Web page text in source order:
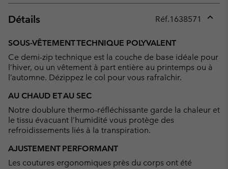
Détails Réf.1638571
SOUS-VÊTEMENT TECHNIQUE POLYVALENT
Ce demi-zip technique est la couche de base idéale pour
l’hiver, ou un vêtement à part entière au printemps ou à
l’automne. Dézippez le col pour vous rafraîchir.
AU CHAUD ET AU SEC
Notre doublure thermo-réfléchissante garde la chaleur et
le tissu évacuant l’humidité vous protège des
refroidissements liés à la transpiration.
AJUSTEMENT PERFORMANT
Les coutures ergonomiques près du corps ont été